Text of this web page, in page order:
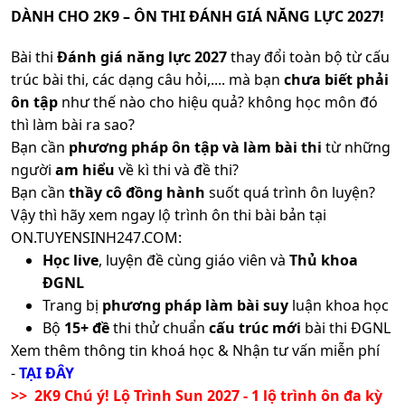
DÀNH CHO 2K9 – ÔN THI ĐÁNH GIÁ NĂNG LỰC 2027!
Bài thi Đánh giá năng lực 2027thay đổi toàn bộ từ cấu
trúc bài thi, các dạng câu hỏi,.... mà bạn chưa biết phải
ôn tập như thế nào cho hiệu quả? không học môn đó
thì làm bài ra sao?
Bạn cần phương pháp ôn tập và làm bài thi từ những
người am hiểu về kì thi và đề thi?
Bạn cần thầy cô đồng hành suốt quá trình ôn luyện?
Vậy thì hãy xem ngay lộ trình ôn thi bài bản tại
ON.TUYENSINH247.COM:
Học live, luyện đề cùng giáo viên và Thủ khoa
ĐGNL
Trang bị phương pháp làm bài suy luận khoa học
Bộ 15+ đềthi thử chuẩn cấu trúc mới bài thi ĐGNL
Xem thêm thông tin khoá học & Nhận tư vấn miễn phí
-TẠI ĐÂY
>> 2K9 Chú ý! Lộ Trình Sun 2027 - 1 lộ trình ôn đa kỳ